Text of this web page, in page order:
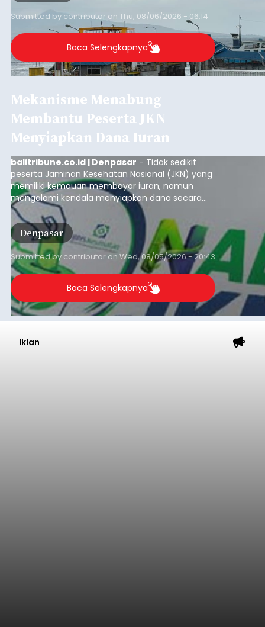
Submitted by contributor on Thu, 08/06/2026 - 06:14
Baca Selengkapnya
Mekanisme Menabung
Membantu Peserta JKN
Menyiapkan Dana Iuran
balitribune.co.id | Denpasar - Tidak sedikit
peserta Jaminan Kesehatan Nasional (JKN) yang
memiliki kemauan membayar iuran, namun
mengalami kendala menyiapkan dana secara
penuh saat jatuh tempo pembayaran iuran.
Kondisi ini terutama dialami oleh peserta
segmen Pekerja Bukan Penerima Upah (PBPU)
yang memiliki penghasilan tidak tetap.
Denpasar
Submitted by contributor on Wed, 08/05/2026 - 20:43
Baca Selengkapnya
Iklan